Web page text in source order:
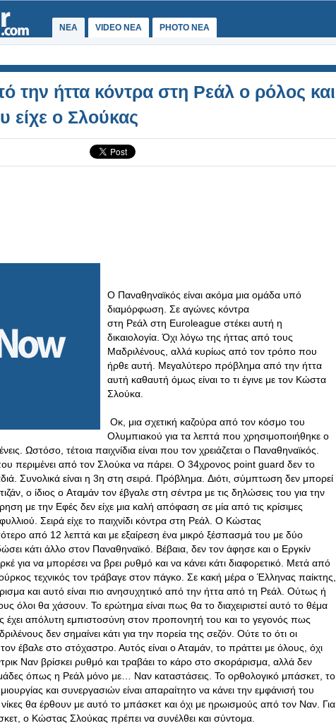
ΝΕΑ VIDEO NEA PHOTO NEA
την ήττα κόντρα στη Ρεάλ ο ρόλος και
ο Σλούκας
Ο Παναθηναϊκός είναι ακόμα μια ομάδα υπό
διαμόρφωση. Σε αγώνες κόντρα
στη Ρεάλ στη Euroleague στέκει αυτή η
δικαιολογία. Όχι λόγω της ήττας από τους
Μαδριλένους, αλλά κυρίως από τον τρόπο που
ήρθε αυτή. Μεγαλύτερο πρόβλημα από την ήττα
αυτή καθαυτή όμως είναι το τι έγινε με τον Κώστα
Σλούκα.
Οκ, μια σχετική καζούρα από τον κόσμο του
Ολυμπιακού για τα λεπτά που χρησιμοποιήθηκε ο
Ωστόσο, τέτοια παιχνίδια είναι που τον χρειάζεται ο Παναθηναϊκός.
περιμένει από τον Σλούκα να πάρει. Ο 34χρονος point guard δεν το
Συνολικά είναι η 3η στη σειρά. Πρόβλημα. Διότι, σύμπτωση δεν μπορεί
ο ίδιος ο Αταμάν τον έβγαλε στη σέντρα με τις δηλώσεις του για την
με την Εφές δεν είχε μια καλή απόφαση σε μία από τις κρίσιμες
. Σειρά είχε το παιχνίδι κόντρα στη Ρεάλ. Ο Κώστας
από 12 λεπτά και με εξαίρεση ένα μικρό ξέσπασμά του με δύο
κάτι άλλο στον Παναθηναϊκό. Βέβαια, δεν τον άφησε και ο Εργκίν
για να μπορέσει να βρει ρυθμό και να κάνει κάτι διαφορετικό. Μετά από
τεχνικός τον τράβαγε στον πάγκο. Σε κακή μέρα ο Έλληνας παίκτης,
και αυτό είναι πιο ανησυχητικό από την ήττα από τη Ρεάλ. Ούτως ή
όλοι θα χάσουν. Το ερώτημα είναι πως θα το διαχειριστεί αυτό το θέμα
έχει απόλυτη εμπιστοσύνη στον προπονητή του και το γεγονός πως
δεν σημαίνει κάτι για την πορεία της σεζόν. Ούτε το ότι οι
έβαλε στο στόχαστρο. Αυτός είναι ο Αταμάν, το πράττει με όλους, όχι
Ναν βρίσκει ρυθμό και τραβάει το κάρο στο σκοράρισμα, αλλά δεν
όπως η Ρεάλ μόνο με… Ναν καταστάσεις. Το ορθολογικό μπάσκετ, το
και συνεργασιών είναι απαραίτητο να κάνει την εμφάνισή του
νίκες θα έρθουν με αυτό το μπάσκετ και όχι με ηρωισμούς από τον Ναν. Για
ο Κώστας Σλούκας πρέπει να συνέλθει και σύντομα.